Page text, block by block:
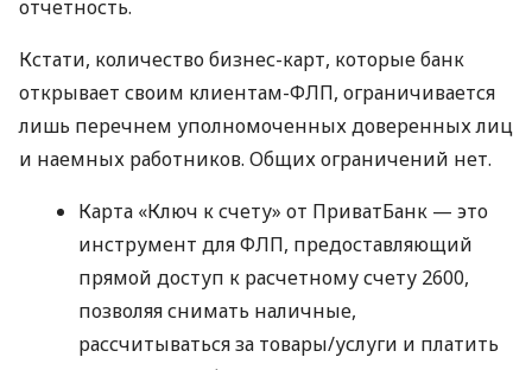
отчетность.
Кстати, количество бизнес-карт, которые банк
открывает своим клиентам-ФЛП, ограничивается
лишь перечнем уполномоченных доверенных лиц
и наемных работников. Общих ограничений нет.
Карта «Ключ к счету» от ПриватБанк — это
инструмент для ФЛП, предоставляющий
прямой доступ к расчетному счету 2600,
позволяя снимать наличные,
рассчитываться за товары/услуги и платить